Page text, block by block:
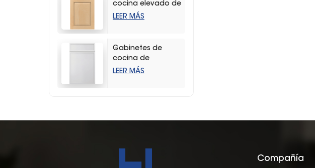
cocina elevado de
madera dura
LEER MÁS
Gabinetes de
cocina de
almacenamiento
LEER MÁS
Compañía